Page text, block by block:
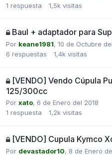
1 respuesta 1,5k visitas
Baul + adaptador para
Por keane1981, 10 de Octubre
6 respuestas 1,4k visitas
[VENDO] Vendo Cúpula
125/300cc
Por xato, 6 de Enero del 2018
1 respuesta 1,2k visitas
[VENDO] Cupula Kymco
Por devastador10, 8 de Enero